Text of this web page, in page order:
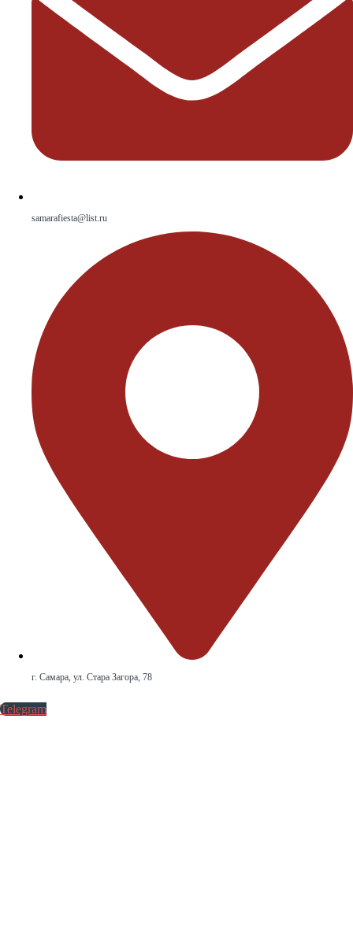
samarafiesta@list.ru
г. Самара, ул. Стара Загора, 78
Telegram